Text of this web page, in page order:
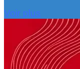
Voir plus